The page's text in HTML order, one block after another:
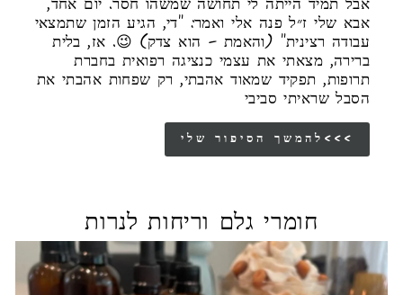
אבל תמיד הייתה לי תחושה שמשהו חסר. יום אחד,
אבא שלי ז״ל פנה אלי ואמר: "די, הגיע הזמן שתמצאי
עבודה רצינית" (והאמת – הוא צדק) 😉. אז, בלית
ברירה, מצאתי את עצמי כנציגה רפואית בחברת
תרופות, תפקיד שמאוד אהבתי, רק שפחות אהבתי את
הסבל שראיתי סביבי
להמשך הסיפור שלי<<<
חומרי גלם וריחות לנרות